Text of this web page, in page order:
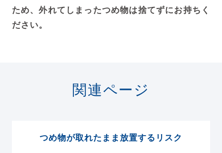
ため、外れてしまったつめ物は捨てずにお持ちく
ださい。
関連ページ
つめ物が取れたまま放置するリスク